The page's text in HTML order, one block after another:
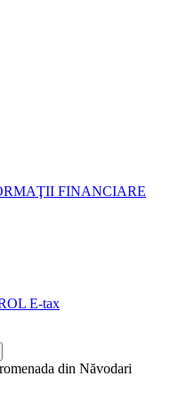
FINANCIARE
E-tax
din Năvodari